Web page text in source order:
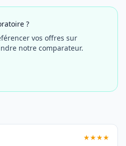
?
vos offres sur
notre comparateur.
★★★★